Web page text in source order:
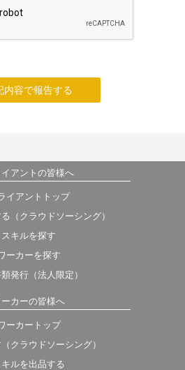
内容で報告する
イアントの皆様へ
イアントトップ
（クラウドソーシング）
スキルを探す
ーカーを探す
発行（法人限定）
ーカーの皆様へ
ーカートップ
クラウドソーシング）
キルを出品する